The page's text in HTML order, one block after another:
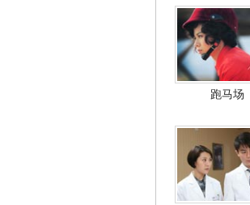
跑马场